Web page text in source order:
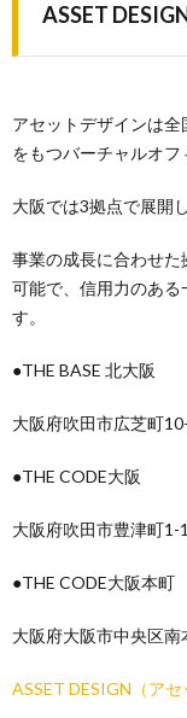
ASSET
アセットデザインは
をもつバーチャルオフ
大阪では3拠点で展開
事業の成長に合わせ
可能で、信用力のあ
す。
●THE BASE 北大阪
大阪府吹田市広芝町
●THE CODE大阪
大阪府吹田市豊津町1-
●THE CODE大阪本町
大阪府大阪市中央区南
ASSET DESIGN（ア